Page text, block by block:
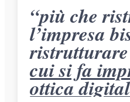
“più che
l’impresa
cui si fa
ottica